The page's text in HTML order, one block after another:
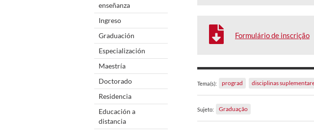
enseñanza
Ingreso
Graduación
Especialización
Maestría
Doctorado
Residencia
Educación a
distancia
Formulário de inscrição
Tema(s): prograd disciplinas
Sujeto: Graduação